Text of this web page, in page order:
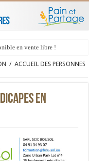
en vente libre !
/ ACCUEIL DES PERSONNES
EN